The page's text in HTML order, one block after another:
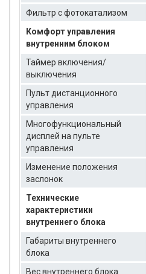
Фильтр с фотокатализом
Комфорт управления
внутренним блоком
Таймер включения/
выключения
Пульт дистанционного
управления
Многофункциональный
дисплей на пульте
управления
Изменение положения
заслонок
Технические
характеристики
внутреннего блока
Габариты внутреннего
блока
Вес внутреннего блока